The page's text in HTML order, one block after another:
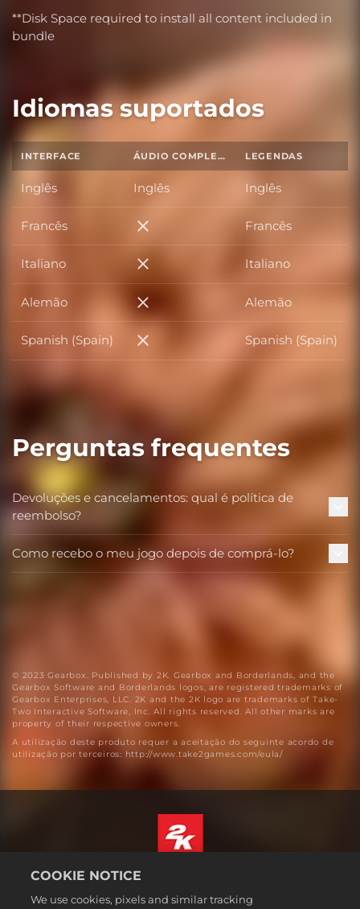
**Disk Space required to install all content included in
bundle
Idiomas suportados
INTERFACE ÁUDIO COMPLETO LEGENDAS
Inglês Inglês Inglês
Francês Francês Francês
Italiano Italiano Italiano
Alemão Alemão Alemão
Spanish (Spain) Spanish (Spain) Spanish (Spain)
Perguntas frequentes
Devoluções e cancelamentos: qual é política de
reembolso?
Como recebo o meu jogo depois de comprá-lo?
© 2023 Gearbox. Published by 2K. Gearbox and Borderlands, and the
Gearbox Software and Borderlands logos, are registered trademarks of
Gearbox Enterprises, LLC. 2K and the 2K logo are trademarks of Take-
Two Interactive Software, Inc. All rights reserved. All other marks are
property of their respective owners.
A utilização deste produto requer a aceitação do seguinte acordo de
utilização por terceiros: http://www.take2games.com/eula/
Informação jurídica
COOKIE NOTICE
We use cookies, pixels and similar tracking